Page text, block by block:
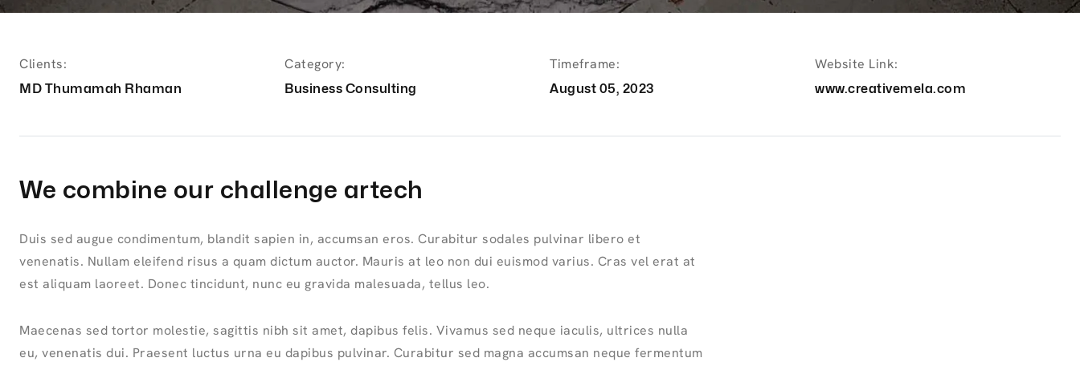
Clients:
MD Thumamah Rhaman
Category:
Business Consulting
Timeframe:
August 05, 2023
Website Link:
www.creativemela.com
We combine our challenge artech
Duis sed augue condimentum, blandit sapien in, accumsan eros. Curabitur sodales pulvinar libero et
venenatis. Nullam eleifend risus a quam dictum auctor. Mauris at leo non dui euismod varius. Cras vel erat at
est aliquam laoreet. Donec tincidunt, nunc eu gravida malesuada, tellus leo.
Maecenas sed tortor molestie, sagittis nibh sit amet, dapibus felis. Vivamus sed neque iaculis, ultrices nulla
eu, venenatis dui. Praesent luctus urna eu dapibus pulvinar. Curabitur sed magna accumsan neque fermentum